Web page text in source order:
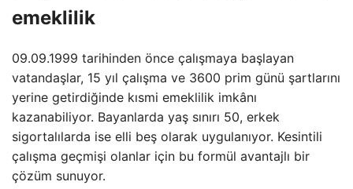
emeklilik
09.09.1999 tarihinden önce çalışmaya başlayan
vatandaşlar, 15 yıl çalışma ve 3600 prim günü şartlarını
yerine getirdiğinde kısmi emeklilik imkânı
kazanabiliyor. Bayanlarda yaş sınırı 50, erkek
sigortalılarda ise elli beş olarak uygulanıyor. Kesintili
çalışma geçmişi olanlar için bu formül avantajlı bir
çözüm sunuyor.